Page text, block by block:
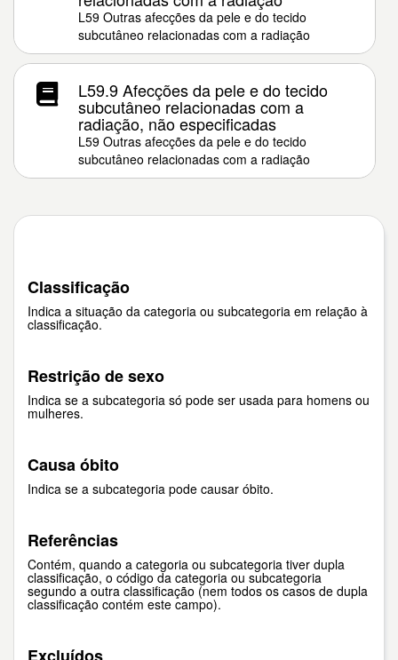
L59 Outras afecções da pele e do tecido
subcutâneo relacionadas com a radiação
L59.9 Afecções da pele e do tecido
subcutâneo relacionadas com a
radiação, não especificadas
L59 Outras afecções da pele e do tecido
subcutâneo relacionadas com a radiação
Classificação
Indica a situação da categoria ou subcategoria em relação à
classificação.
Restrição de sexo
Indica se a subcategoria só pode ser usada para homens ou
mulheres.
Causa óbito
Indica se a subcategoria pode causar óbito.
Referências
Contém, quando a categoria ou subcategoria tiver dupla
classificação, o código da categoria ou subcategoria
segundo a outra classificação (nem todos os casos de dupla
classificação contém este campo).